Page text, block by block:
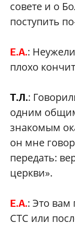
совете и о
поступить
Е.А.:
плохо
Т.Л.:
одним
знакомым
он мне
передать:
церкви».
Е.А.: Это вам
СТС или